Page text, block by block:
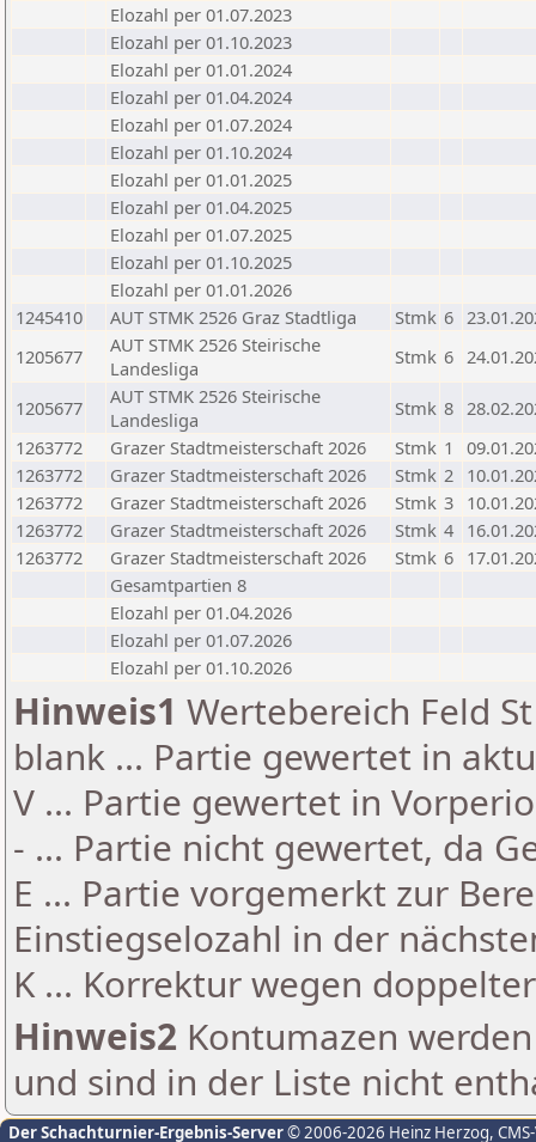
Elozahl per 01.07.2023
Elozahl per 01.10.2023
Elozahl per 01.01.2024
Elozahl per 01.04.2024
Elozahl per 01.07.2024
Elozahl per 01.10.2024
Elozahl per 01.01.2025
Elozahl per 01.04.2025
Elozahl per 01.07.2025
Elozahl per 01.10.2025
Elozahl per 01.01.2026
1245410
AUT STMK 2526 Graz Stadtliga Stmk 6
1205677
AUT STMK 2526 Steirische
Landesliga
Stmk 6
1205677
AUT STMK 2526 Steirische
Landesliga
Stmk 8
1263772
Grazer Stadtmeisterschaft 2026 Stmk 1
1263772
Grazer Stadtmeisterschaft 2026 Stmk 2
1263772
Grazer Stadtmeisterschaft 2026 Stmk 3
1263772
Grazer Stadtmeisterschaft 2026 Stmk 4
1263772
Grazer Stadtmeisterschaft 2026 Stmk 6
Gesamtpartien 8
Elozahl per 01.04.2026
Elozahl per 01.07.2026
Elozahl per 01.10.2026
Hinweis1 Wertebereich Feld
blank ... Partie gewertet in
V ... Partie gewertet in
- ... Partie nicht gewertet, da
E ... Partie vorgemerkt zur
Einstiegselozahl in der
K ... Korrektur wegen
Hinweis2 Kontumazen
und sind in der Liste nicht
Der Schachturnier-Ergebnis-Server© 2006-2026 Heinz Herzog,